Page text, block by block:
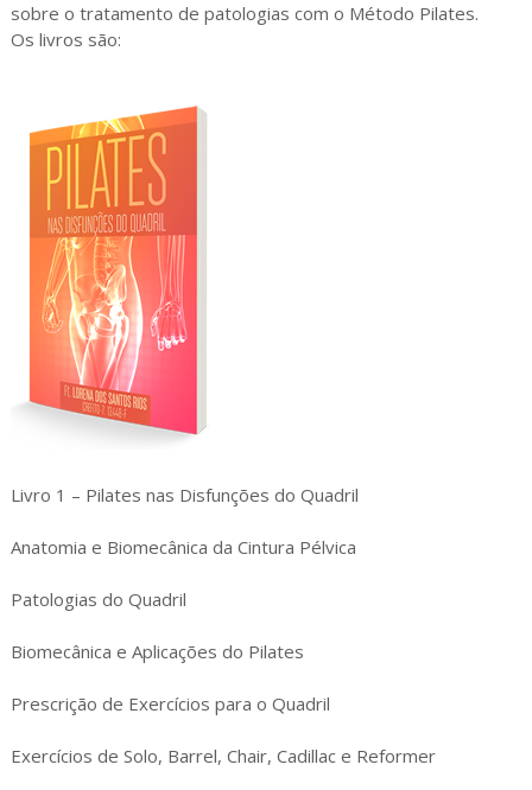
sobre o tratamento de patologias com o Método Pilates.
Os livros são:
Livro 1 – Pilates nas Disfunções do Quadril
Anatomia e Biomecânica da Cintura Pélvica
Patologias do Quadril
Biomecânica e Aplicações do Pilates
Prescrição de Exercícios para o Quadril
Exercícios de Solo, Barrel, Chair, Cadillac e Reformer